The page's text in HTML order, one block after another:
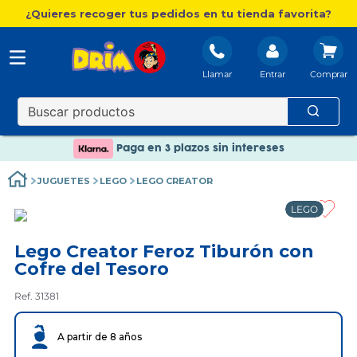
¿Quieres recoger tus pedidos en tu tienda favorita?
Llamar Entrar
Nuevo catálogo Aire Libre
Envío gratis. A partir de 60€(excepto Baleares)
Paga en 3 plazos sin intereses
JUGUETES LEGO LEGO CREATOR
LEGO
Lego Creator Feroz Tiburón con
Cofre del Tesoro
Ref. 31381
A partir de 8 años